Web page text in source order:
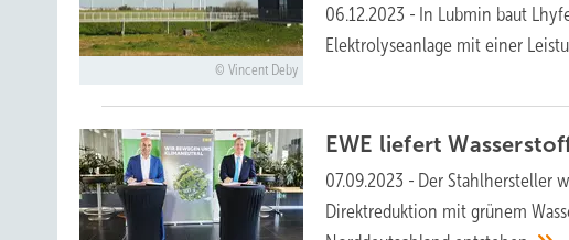
Vincent Deby
06.12.2023 - In Lubmin baut
Elektrolyseanlage mit einer
EWE liefert
07.09.2023 - Der Stahlhersteller
Direktreduktion mit grünem